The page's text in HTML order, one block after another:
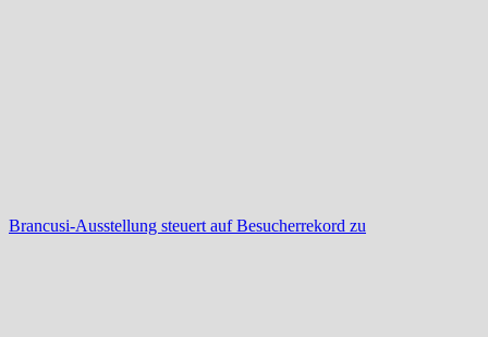
Brancusi-Ausstellung steuert auf Besucherrekord zu